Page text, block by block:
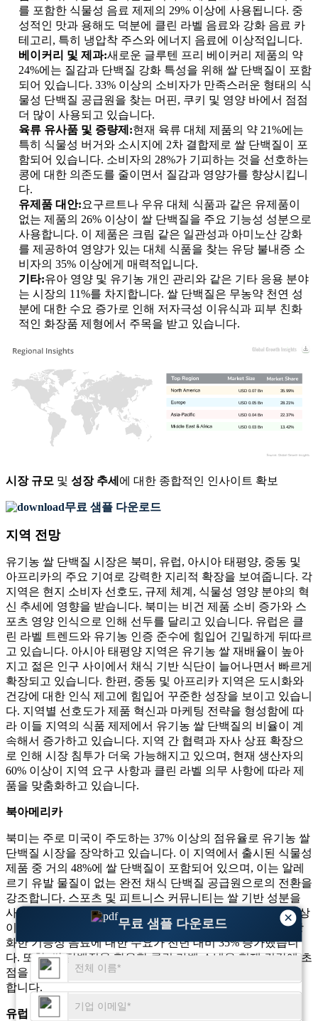
×
무료 샘플 다운로드
를 포함한 식물성 음료 제제의 29% 이상에 사용됩니다. 중
성적인 맛과 용해도 덕분에 클린 라벨 음료와 강화 음료 카
테고리, 특히 냉압착 주스와 에너지 음료에 이상적입니다.
베이커리 및 제과:새로운 글루텐 프리 베이커리 제품의 약
24%에는 질감과 단백질 강화 특성을 위해 쌀 단백질이 포함
되어 있습니다. 33% 이상의 소비자가 만족스러운 형태의 식
물성 단백질 공급원을 찾는 머핀, 쿠키 및 영양 바에서 점점
더 많이 사용되고 있습니다.
육류 유사품 및 증량제:현재 육류 대체 제품의 약 21%에는
특히 식물성 버거와 소시지에 2차 결합제로 쌀 단백질이 포
함되어 있습니다. 소비자의 28%가 기피하는 것을 선호하는
콩에 대한 의존도를 줄이면서 질감과 영양가를 향상시킵니
다.
유제품 대안:요구르트나 우유 대체 식품과 같은 유제품이
없는 제품의 26% 이상이 쌀 단백질을 주요 기능성 성분으로
사용합니다. 이 제품은 크림 같은 일관성과 아미노산 강화
를 제공하여 영양가 있는 대체 식품을 찾는 유당 불내증 소
비자의 35% 이상에게 매력적입니다.
기타:유아 영양 및 유기농 개인 관리와 같은 기타 응용 분야
는 시장의 11%를 차지합니다. 쌀 단백질은 무농약 천연 성
분에 대한 수요 증가로 인해 저자극성 이유식과 피부 친화
적인 화장품 제형에서 주목을 받고 있습니다.
13.42%
USD 0.03 Bn
22.37%
USD 0.04 Bn
28.21%
USD 0.05 Bn
35.99%
USD 0.07 Bn
시장 규모 및 성장 추세 에 대한 종합적인 인사이트 확보
무료 샘플 다운로드
지역 전망
유기농 쌀 단백질 시장은 북미, 유럽, 아시아 태평양, 중동 및
아프리카의 주요 기여로 강력한 지리적 확장을 보여줍니다. 각
지역은 현지 소비자 선호도, 규제 체계, 식물성 영양 분야의 혁
신 추세에 영향을 받습니다. 북미는 비건 제품 소비 증가와 스
포츠 영양 인식으로 인해 선두를 달리고 있습니다. 유럽은 클
린 라벨 트렌드와 유기농 인증 준수에 힘입어 긴밀하게 뒤따르
고 있습니다. 아시아 태평양 지역은 유기농 쌀 재배율이 높아
지고 젊은 인구 사이에서 채식 기반 식단이 늘어나면서 빠르게
확장되고 있습니다. 한편, 중동 및 아프리카 지역은 도시화와
건강에 대한 인식 제고에 힘입어 꾸준한 성장을 보이고 있습니
다. 지역별 선호도가 제품 혁신과 마케팅 전략을 형성함에 따
라 이들 지역의 식품 제제에서 유기농 쌀 단백질의 비율이 계
속해서 증가하고 있습니다. 지역 간 협력과 자사 상표 확장으
로 인해 시장 침투가 더욱 가능해지고 있으며, 현재 생산자의
60% 이상이 지역 요구 사항과 클린 라벨 의무 사항에 따라 제
품을 맞춤화하고 있습니다.
북아메리카
북미는 주로 미국이 주도하는 37% 이상의 점유율로 유기농 쌀
단백질 시장을 장악하고 있습니다. 이 지역에서 출시된 식물성
제품 중 거의 48%에 쌀 단백질이 포함되어 있으며, 이는 알레
르기 유발 물질이 없는 완전 채식 단백질 공급원으로의 전환을
강조합니다. 스포츠 및 피트니스 커뮤니티는 쌀 기반 성분을
사용하는 보충식품 업계의 유기농 단백질 블렌드 중 41% 이상
이 사용되는 등 강력한 활용도를 보여줍니다. 쌀 단백질을 강
화한 기능성 음료에 대한 수요가 전년 대비 35% 증가했습니
다. 또한, 쌀 단백질을 함유한 클린 라벨 스낵은 현재 건강에 초
점을 맞춘 식품 체인 전반에 걸쳐 신제품 출시의 28%를 차지
합니다.
유럽